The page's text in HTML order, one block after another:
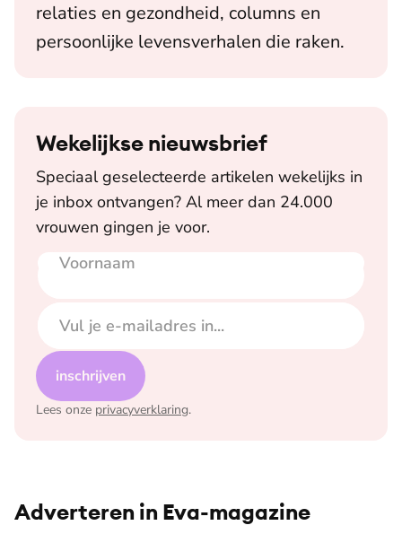
relaties en gezondheid, columns en
persoonlijke levensverhalen die raken.
Wekelijkse nieuwsbrief
Speciaal geselecteerde artikelen wekelijks in
je inbox ontvangen? Al meer dan 24.000
vrouwen gingen je voor.
Voornaam
E-mailadres
inschrijven
Lees onze privacyverklaring.
Adverteren in Eva-magazine